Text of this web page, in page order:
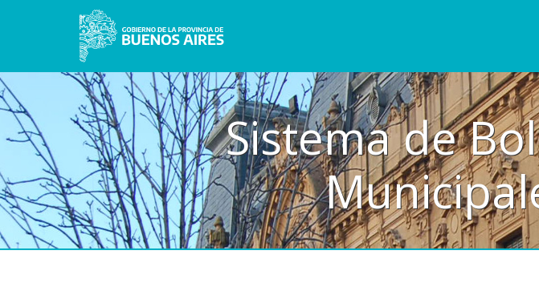
Sistema de